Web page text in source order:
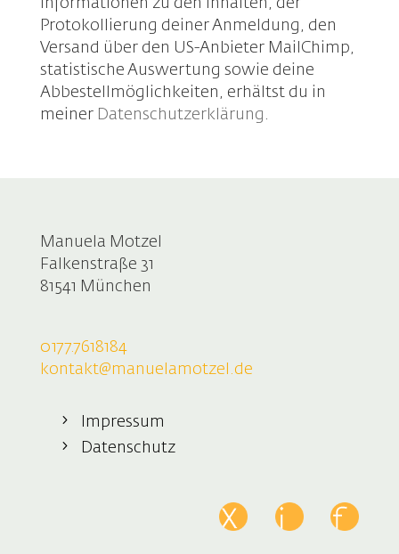
Informationen zu den Inhalten, der
Protokollierung deiner Anmeldung, den
Versand über den US-Anbieter MailChimp,
statistische Auswertung sowie deine
Abbestellmöglichkeiten, erhältst du in
meiner Datenschutzerklärung .
Manuela Motzel
Falkenstraße 31
81541 München
0177.7618184
kontakt@manuelamotzel.de
Impressum
Datenschutz